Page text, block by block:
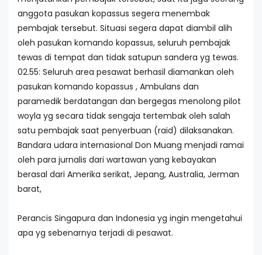
anggota pasukan kopassus segera menembak
pembajak tersebut. Situasi segera dapat diambil alih
oleh pasukan komando kopassus, seluruh pembajak
tewas di tempat dan tidak satupun sandera yg tewas.
02.55: Seluruh area pesawat berhasil diamankan oleh
pasukan komando kopassus , Ambulans dan
paramedik berdatangan dan bergegas menolong pilot
woyla yg secara tidak sengaja tertembak oleh salah
satu pembajak saat penyerbuan (raid) dilaksanakan.
Bandara udara internasional Don Muang menjadi ramai
oleh para jurnalis dari wartawan yang kebayakan
berasal dari Amerika serikat, Jepang, Australia, Jerman
barat,
Perancis Singapura dan Indonesia yg ingin mengetahui
apa yg sebenarnya terjadi di pesawat.